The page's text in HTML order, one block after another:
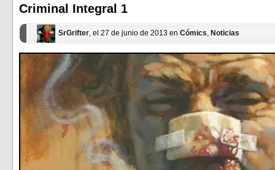
ventana
nueva)
ventana
nueva)
Criminal Integral 1
SrGrifter , el 27 de junio de 2013 en Cómics Noticias